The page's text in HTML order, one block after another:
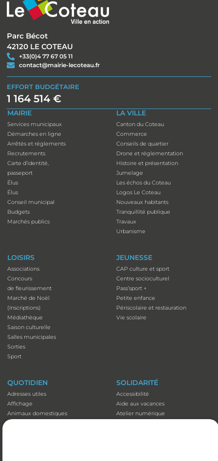
Parc Bécot
42120 LE COTEAU
+33(0)4 77 67 05 11
contact@mairie-lecoteau.fr
EFFORT BUDGÉTAIRE
1 164 514 €
MAIRIE
Services municipaux
Démarches en ligne
Arrêtés et réglements
Recrutements
Carte d’identité,
passeport
Élus
Élus
Conseil municipal
Budgets
Marchés publics
LA VILLE
Canton du Coteau
Commerce
Conseils de quartier
Drone et réglementation
Histoire et présentation
Jumelage
Les échos du Coteau
Logos Le Coteau
Nouveaux habitants
Tranquillité publique
Travaux
Urbanisme
LOISIRS
Associations
Concours
de fleurissement
Marché de Noël
(Inscriptions)
Médiathèque
Saison culturelle
Salles municipales
Sorties
Sport
JEUNESSE
CAP culture et sport
Centre socioculturel
Pass’sport +
Petite enfance
Périscolaire et restauration
Vie scolaire
QUOTIDIEN
Adresses utiles
Affichage
Animaux domestiques
SOLIDARITÉ
Accessibilité
Aide aux vacances
Atelier numérique